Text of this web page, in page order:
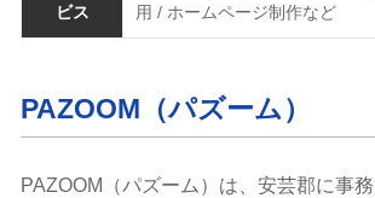
ビス
用 / ホームページ制作など
PAZOOM（パズーム）
PAZOOM（パズーム）は、安芸郡に事